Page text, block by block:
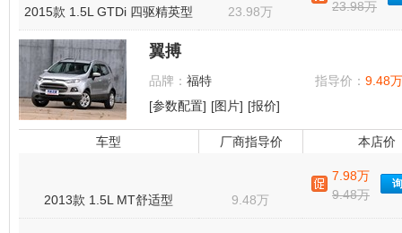
2015款 1.5L GTDi 四驱精英型 23.98万 23.98万
翼搏
品牌： 福特 指导价： 9.48
[参数配置] [图片] [报价]
车型 厂商指导价 本店价
2013款 1.5L MT舒适型 9.48万
7.98万
9.48万